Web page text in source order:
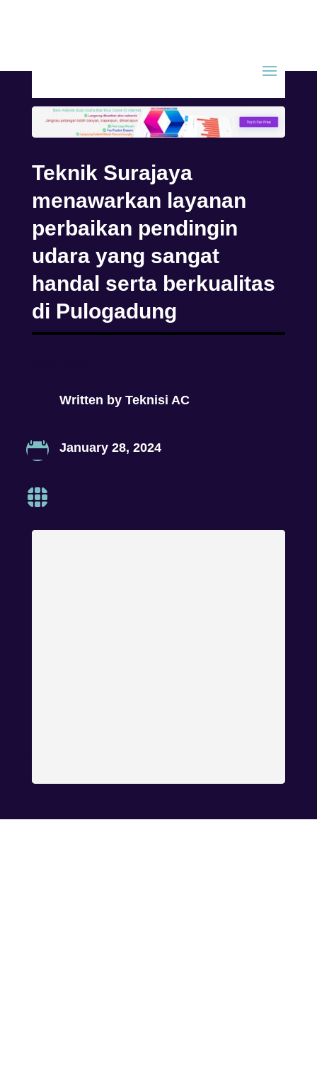
Teknik Surajaya
menawarkan layanan
perbaikan pendingin
udara yang sangat
handal serta berkualitas
di Pulogadung
Written by Teknisi AC
 January 28, 2024
